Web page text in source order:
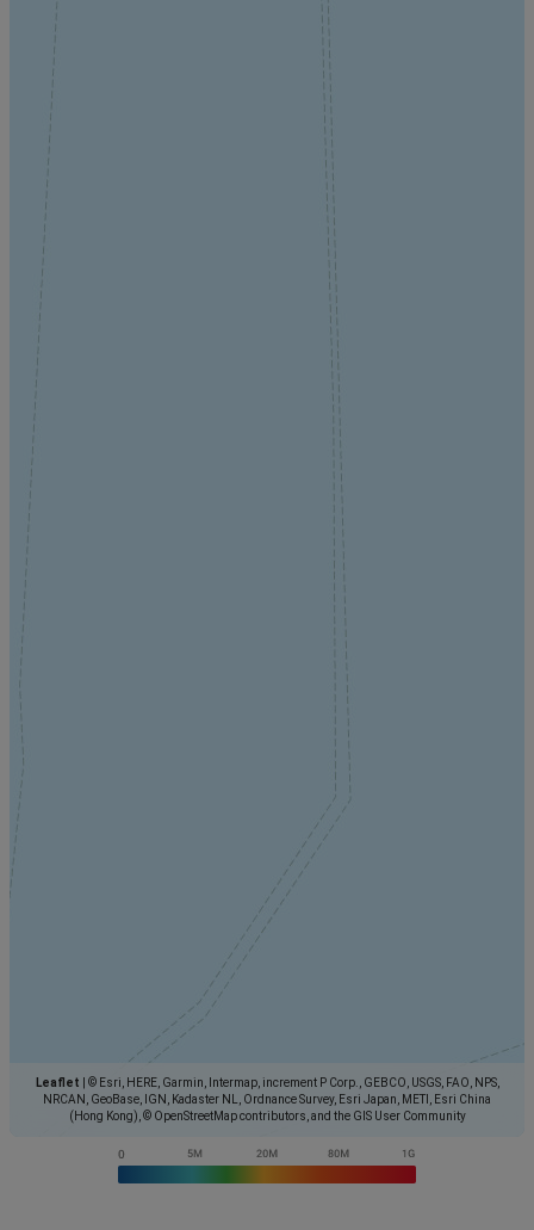
Leaflet
© Esri, HERE, Garmin, Intermap, increment P Corp., GEBCO, USGS, FAO, NPS,
NRCAN, GeoBase, IGN, Kadaster NL, Ordnance Survey, Esri Japan, METI, Esri China
(Hong Kong), © OpenStreetMap contributors, and the GIS User Community